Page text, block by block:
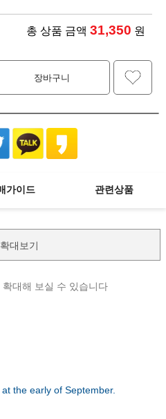
총 상품 금액 31,350 원
장바구니
가이드 관련상품
확대보기
확대해 보실 수 있습니다
the early of September.